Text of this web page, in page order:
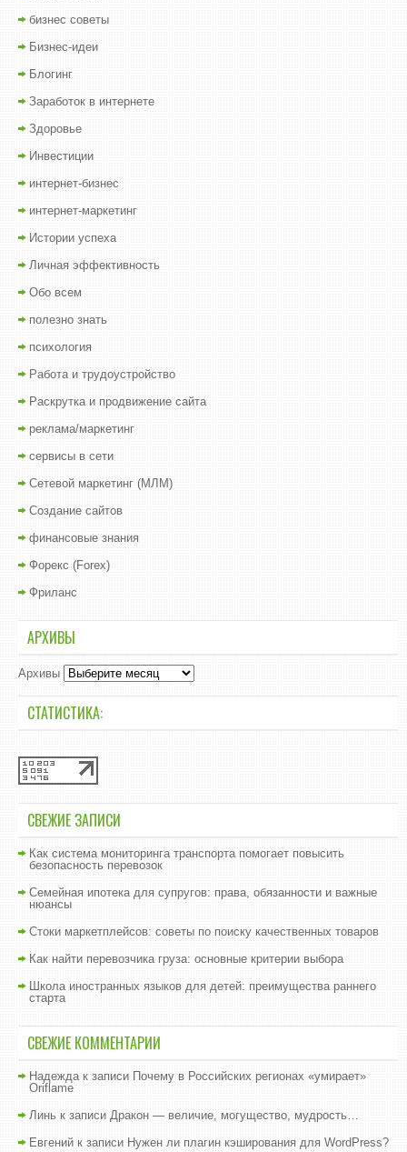
бизнес советы
Бизнес-идеи
Блогинг
Заработок в интернете
Здоровье
Инвестиции
интернет-бизнес
интернет-маркетинг
Истории успеха
Личная эффективность
Обо всем
полезно знать
психология
Работа и трудоустройство
Раскрутка и продвижение сайта
реклама/маркетинг
сервисы в сети
Сетевой маркетинг (МЛМ)
Создание сайтов
финансовые знания
Форекс (Forex)
Фриланс
АРХИВЫ
Архивы
СТАТИСТИКА:
СВЕЖИЕ ЗАПИСИ
Как система мониторинга транспорта помогает повысить
безопасность перевозок
Семейная ипотека для супругов: права, обязанности и важные
нюансы
Стоки маркетплейсов: советы по поиску качественных товаров
Как найти перевозчика груза: основные критерии выбора
Школа иностранных языков для детей: преимущества раннего
старта
СВЕЖИЕ КОММЕНТАРИИ
Надеждак записи Почему в Российских регионах «умирает»
Oriflame
Линь к записи Дракон — величие, могущество, мудрость…
Евгений к записи Нужен ли плагин кэширования для WordPress?